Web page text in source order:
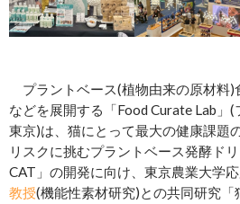
プラントベース(植物由来の原材料)
などを展開する「Food Curate Lab」(
東京)は、猫にとって最大の健康課題
リスクに挑むプラントベース発酵ド
CAT」の開発に向け、東京農業大学
教授(機能性素材研究)との共同研究「